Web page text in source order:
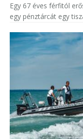
Egy 67 éves férfitól
egy pénztárcát egy